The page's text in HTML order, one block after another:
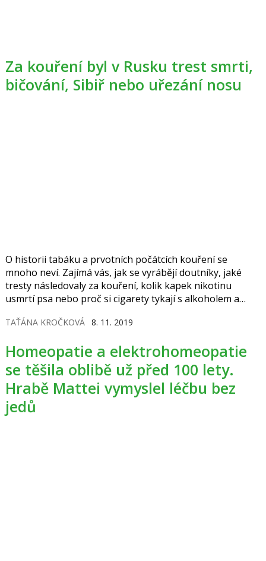
Za kouření byl v Rusku trest smrti,
bičování, Sibiř nebo uřezání nosu
O historii tabáku a prvotních počátcích kouření se
mnoho neví. Zajímá vás, jak se vyrábějí doutníky, jaké
tresty následovaly za kouření, kolik kapek nikotinu
usmrtí psa nebo proč si cigarety tykají s alkoholem a
TAŤÁNA KROČKOVÁ 8. 11. 2019
Homeopatie a elektrohomeopatie
se těšila oblibě už před 100 lety.
Hrabě Mattei vymyslel léčbu bez
jedů